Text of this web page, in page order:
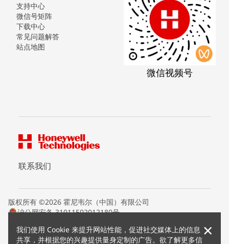
我们使用 Cookie 来提升网站性能，促进社交媒体上的信息
共享，并根据您的兴趣提供量身定制的广告。欲了解更多信×
支持中心
微信号矩阵
下载中心
常见问题解答
站点地图
微信视频号
联系我们
版权所有 ©2026 霍尼韦尔（中国）有限公司
沪公网安备 31011502012180号
条款条约